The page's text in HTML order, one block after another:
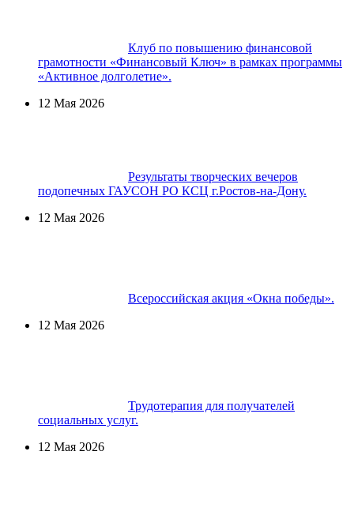
Клуб по повышению финансовой
грамотности «Финансовый Ключ» в рамках программы
«Активное долголетие».
12 Мая 2026
Результаты творческих вечеров
подопечных ГАУСОН РО КСЦ г.Ростов-на-Дону.
12 Мая 2026
Всероссийская акция «Окна победы».
12 Мая 2026
Трудотерапия для получателей
социальных услуг.
12 Мая 2026